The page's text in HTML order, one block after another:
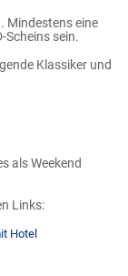
Mindestens eine
Scheins sein.
Klassiker und
als Weekend
Links:
Hotel